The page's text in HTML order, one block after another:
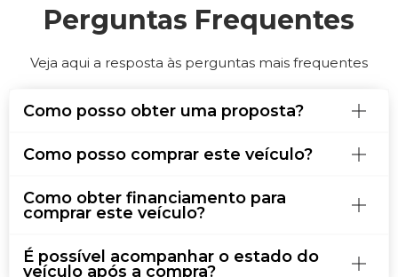
Perguntas Frequentes
Veja aqui a resposta às perguntas mais frequentes
Como posso obter uma proposta?
Como posso comprar este veículo?
Como obter financiamento para
comprar este veículo?
É possível acompanhar o estado do
veículo após a compra?